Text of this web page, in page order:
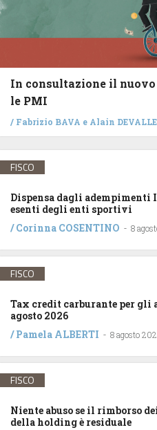
In consultazione il
le PMI
/ Fabrizio BAVA e Alain DEVALLE
FISCO
Dispensa dagli adempimenti
esenti degli enti sportivi
/Corinna COSENTINO - 8
FISCO
Tax credit carburante per gli
agosto 2026
/Pamela ALBERTI - 8 agosto
FISCO
Niente abuso se il rimborso
della holding è residuale